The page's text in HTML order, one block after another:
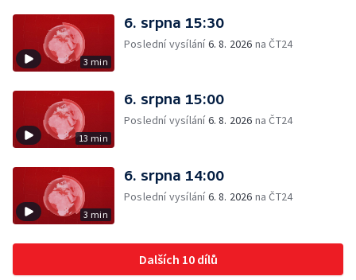
3 min
6. srpna 15:30
Poslední vysílání6. 8. 2026 na ČT24
13 min
6. srpna 15:00
Poslední vysílání6. 8. 2026 na ČT24
3 min
6. srpna 14:00
Poslední vysílání6. 8. 2026 na ČT24
Dalších 10 dílů